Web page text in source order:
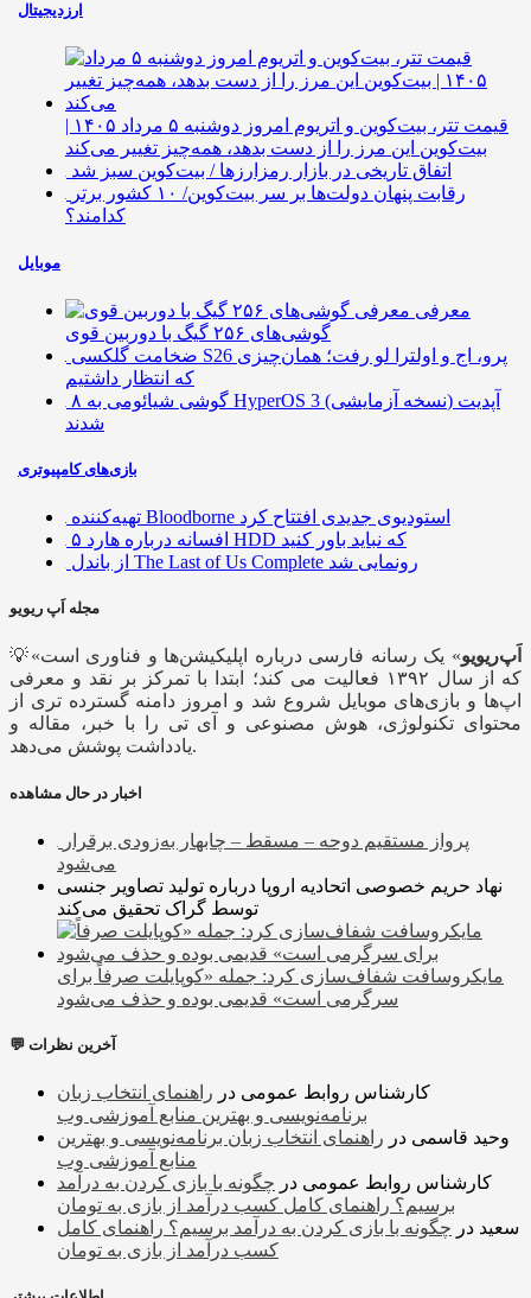
ارزدیجیتال
قیمت تتر، بیت‌کوین و اتریوم امروز دوشنبه ۵ مرداد ۱۴۰۵ |
بیت‌کوین این مرز را از دست بدهد، همه‌چیز تغییر می‌کند
اتفاق تاریخی در بازار رمزارزها / بیت‌کوین سبز شد
رقابت پنهان دولت‌ها بر سر بیت‌کوین/ ۱۰ کشور برتر
کدامند؟
موبایل
معرفی
گوشی‌های ۲۵۶ گیگ با دوربین قوی
ضخامت گلکسی S26 پرو، اج و اولترا لو رفت؛ همان‌چیزی
که انتظار داشتیم
۸ گوشی شیائومی به HyperOS 3 (نسخه آزمایشی) آپدیت
شدند
بازی‌های کامپیوتری
تهیه‌کننده Bloodborne استودیوی جدیدی افتتاح کرد
۵ افسانه درباره هارد HDD که نباید باور کنید
از باندل The Last of Us Complete رونمایی شد
مجله اَپ ریویو
💡« اَپ‌ریویو» یک رسانه فارسی درباره اپلیکیشن‌ها و فناوری است
که از سال ۱۳۹۲ فعالیت می کند؛ ابتدا با تمرکز بر نقد و معرفی
اپ‌ها و بازی‌های موبایل شروع شد و امروز دامنه گسترده تری از
محتوای تکنولوژی، هوش مصنوعی و آی تی را با خبر، مقاله و
یادداشت پوشش می‌دهد.
اخبار در حال مشاهده
پرواز مستقیم دوحه – مسقط – چابهار به‌زودی برقرار
می‌شود
نهاد حریم خصوصی اتحادیه اروپا درباره تولید تصاویر جنسی
توسط گراک تحقیق می‌کند
مایکروسافت شفاف‌سازی کرد: جمله «کوپایلت صرفاً برای
سرگرمی است» قدیمی بوده و حذف می‌شود
💬 آخرین نظرات
کارشناس روابط عمومی در راهنمای انتخاب زبان
برنامه‌نویسی و بهترین منابع آموزشی وب
وحید قاسمی در راهنمای انتخاب زبان برنامه‌نویسی و بهترین
منابع آموزشی وب
کارشناس روابط عمومی در چگونه با بازی کردن به درآمد
برسیم؟ راهنمای کامل کسب درآمد از بازی به تومان
سعید در چگونه با بازی کردن به درآمد برسیم؟ راهنمای کامل
کسب درآمد از بازی به تومان